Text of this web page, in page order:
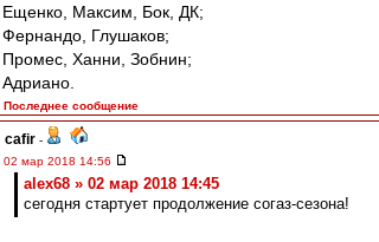
Ещенко, Максим, Бок, ДК;
Фернандо, Глушаков;
Промес, Ханни, Зобнин;
Адриано.
Последнее сообщение
cafir -
02 мар 2018 14:56
alex68 » 02 мар 2018 14:45
сегодня стартует продолжение согаз-сезона!